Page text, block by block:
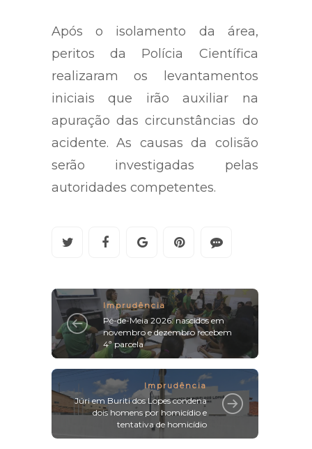
Após o isolamento da área,
peritos da Polícia Científica
realizaram os levantamentos
iniciais que irão auxiliar na
apuração das circunstâncias do
acidente. As causas da colisão
serão investigadas pelas
autoridades competentes.
Imprudência
Pé-de-Meia 2026: nascidos em
novembro e dezembro recebem
4ª parcela
Imprudência
Júri em Buriti dos Lopes condena
dois homens por homicídio e
tentativa de homicídio